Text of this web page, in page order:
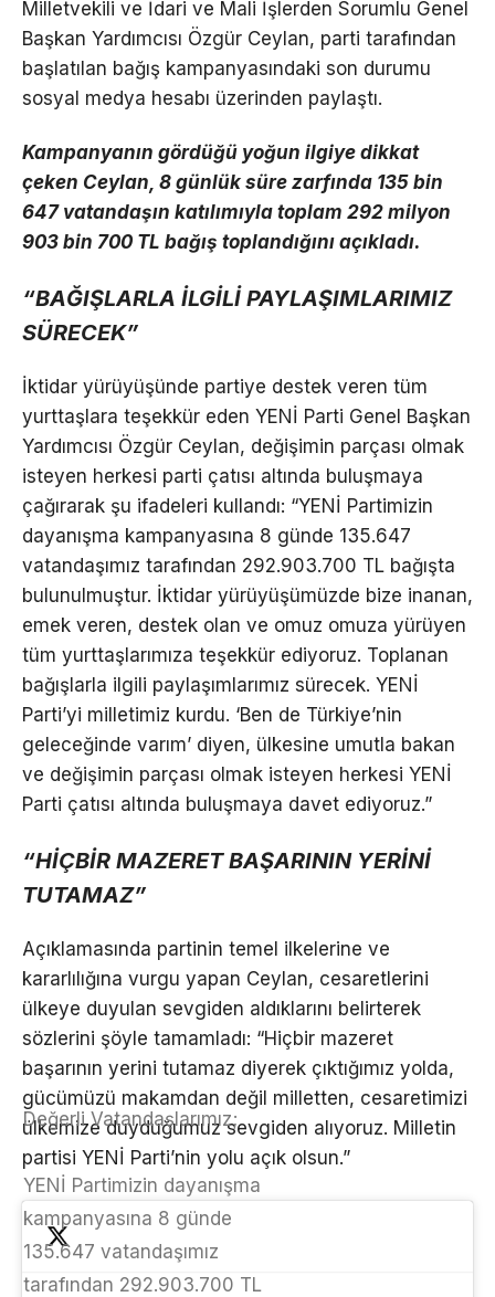
Milletvekili ve İdari ve Mali İşlerden Sorumlu Genel
Başkan Yardımcısı Özgür Ceylan, parti tarafından
başlatılan bağış kampanyasındaki son durumu
sosyal medya hesabı üzerinden paylaştı.
Kampanyanın gördüğü yoğun ilgiye dikkat
çeken Ceylan, 8 günlük süre zarfında 135 bin
647 vatandaşın katılımıyla toplam 292 milyon
903 bin 700 TL bağış toplandığını açıkladı.
“BAĞIŞLARLA İLGİLİ PAYLAŞIMLARIMIZ
SÜRECEK”
İktidar yürüyüşünde partiye destek veren tüm
yurttaşlara teşekkür eden YENİ Parti Genel Başkan
Yardımcısı Özgür Ceylan, değişimin parçası olmak
isteyen herkesi parti çatısı altında buluşmaya
çağırarak şu ifadeleri kullandı: “YENİ Partimizin
dayanışma kampanyasına 8 günde 135.647
vatandaşımız tarafından 292.903.700 TL bağışta
bulunulmuştur. İktidar yürüyüşümüzde bize inanan,
emek veren, destek olan ve omuz omuza yürüyen
tüm yurttaşlarımıza teşekkür ediyoruz. Toplanan
bağışlarla ilgili paylaşımlarımız sürecek. YENİ
Parti’yi milletimiz kurdu. ‘Ben de Türkiye’nin
geleceğinde varım’ diyen, ülkesine umutla bakan
ve değişimin parçası olmak isteyen herkesi YENİ
Parti çatısı altında buluşmaya davet ediyoruz.”
“HİÇBİR MAZERET BAŞARININ YERİNİ
TUTAMAZ”
Açıklamasında partinin temel ilkelerine ve
kararlılığına vurgu yapan Ceylan, cesaretlerini
ülkeye duyulan sevgiden aldıklarını belirterek
sözlerini şöyle tamamladı: “Hiçbir mazeret
başarının yerini tutamaz diyerek çıktığımız yolda,
gücümüzü makamdan değil milletten, cesaretimizi
ülkemize duyduğumuz sevgiden alıyoruz. Milletin
partisi YENİ Parti’nin yolu açık olsun.”
Değerli Vatandaşlarımız;
YENİ Partimizin dayanışma
kampanyasına 8 günde
135.647 vatandaşımız
tarafından 292.903.700 TL